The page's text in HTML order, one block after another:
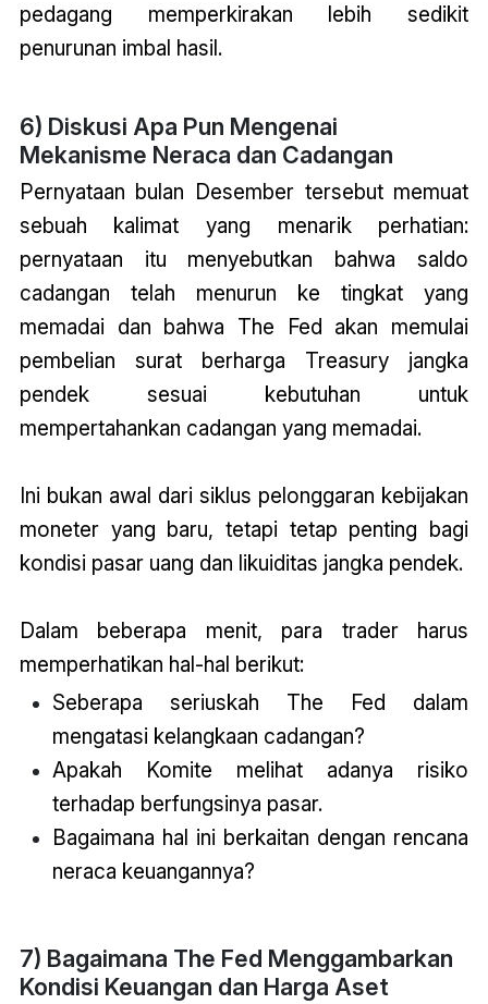
pedagang memperkirakan lebih sedikit
penurunan imbal hasil.
6) Diskusi Apa Pun Mengenai
Mekanisme Neraca dan Cadangan
Pernyataan bulan Desember tersebut memuat
sebuah kalimat yang menarik perhatian:
pernyataan itu menyebutkan bahwa saldo
cadangan telah menurun ke tingkat yang
memadai dan bahwa The Fed akan memulai
pembelian surat berharga Treasury jangka
pendek sesuai kebutuhan untuk
mempertahankan cadangan yang memadai.
Ini bukan awal dari siklus pelonggaran kebijakan
moneter yang baru, tetapi tetap penting bagi
kondisi pasar uang dan likuiditas jangka pendek.
Dalam beberapa menit, para trader harus
memperhatikan hal-hal berikut:
Seberapa seriuskah The Fed dalam
mengatasi kelangkaan cadangan?
Apakah Komite melihat adanya risiko
terhadap berfungsinya pasar.
Bagaimana hal ini berkaitan dengan rencana
neraca keuangannya?
7) Bagaimana The Fed Menggambarkan
Kondisi Keuangan dan Harga Aset